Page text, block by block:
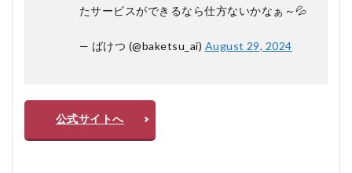
たサービスができるなら仕方ないかなぁ～💦
— ばけつ (@baketsu_ai) August 29, 2024
公式サイトへ